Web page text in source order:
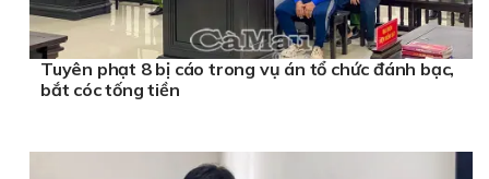
Tuyên phạt 8 bị cáo trong vụ án tổ chức đánh bạc,
bắt cóc tống tiền